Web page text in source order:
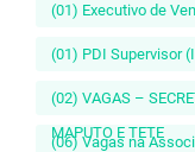
(01) Executivo de
(01) PDI Supervisor
(02) VAGAS –
MAPUTO E TETE
(06) Vagas na